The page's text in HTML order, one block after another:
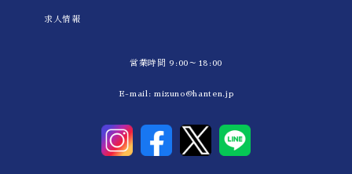
求人情報
営業時間 9:00～18:00
E-mail: mizuno@hanten.jp